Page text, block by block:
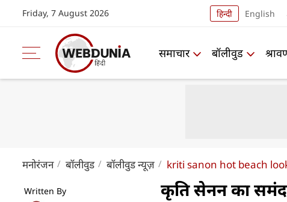
Friday, 7 August 2026 हिन्दी English
समाचार बॉलीवुड
मनोरंजन बॉलीवुड बॉलीवुड न्यूज़ kriti sanon hot beach
Written By
कृति सेनन का